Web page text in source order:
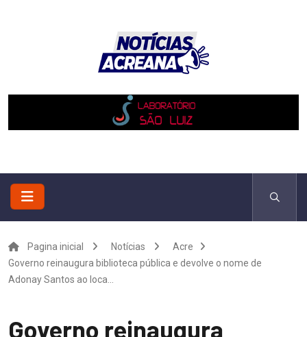
Pagina inicial Notícias
Acre
Governo reinaugura biblioteca pública e devolve o nome de
Adonay Santos ao loca...
Governo reinaugura